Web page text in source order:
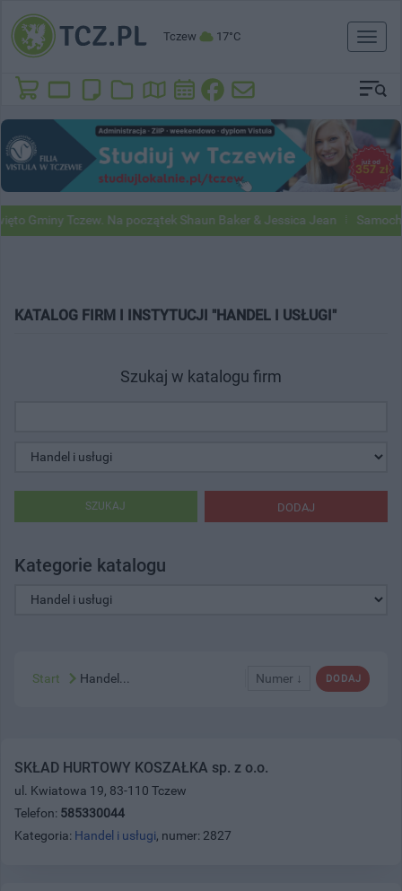
Tczew 17°C
Toggle
Gminy Tczew. Na początek Shaun Baker & Jessica Jean
KATALOG FIRM I INSTYTUCJI "HANDEL I USŁUGI"
Szukaj w katalogu firm
DODAJ
SZUKAJ
Kategorie katalogu
DODAJ
Numer ↓
Start Handel...
SKŁAD HURTOWY KOSZAŁKA sp. z o.o.
ul. Kwiatowa 19, 83-110 Tczew
Telefon: 585330044
Kategoria: Handel i usługi, numer: 2827